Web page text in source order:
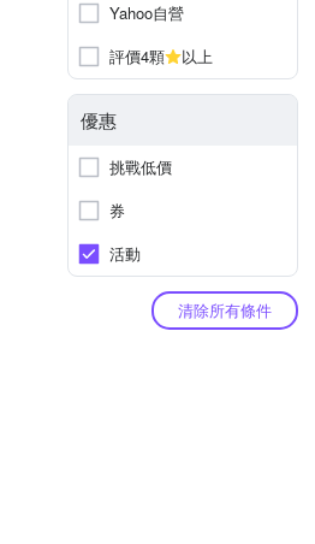
Yahoo自營
評價4顆
以上
優惠
挑戰低價
券
活動
清除所有條件